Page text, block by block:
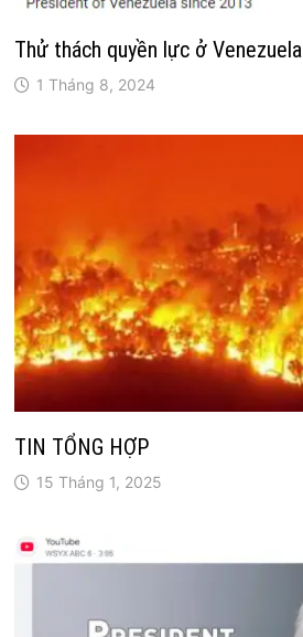
Thử thách quyền lực ở Venezuela
1 Tháng 8, 2024
TIN TỔNG HỢP
15 Tháng 1, 2025